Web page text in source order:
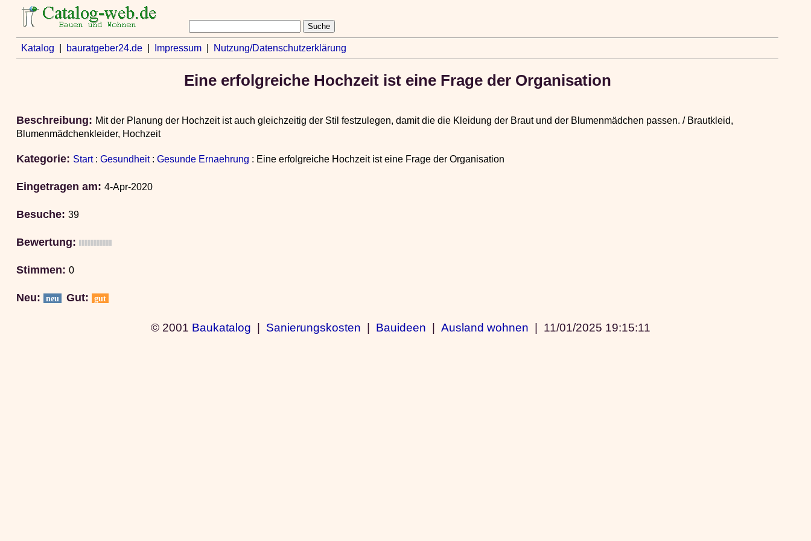
Katalog bauratgeber24.de| Impressum| Nutzung/Datenschutzerklärung
Eine erfolgreiche Hochzeit ist eine Frage der Organisation
Beschreibung: Mit der Planung der Hochzeit ist auch gleichzeitig der Stil festzulegen, damit die die Kleidung der Braut und der Blumenmädchen passen. / Brautkleid,
Blumenmädchenkleider, Hochzeit
Kategorie: Start: Gesundheit: Gesunde Ernaehrung : Eine erfolgreiche Hochzeit ist eine Frage der Organisation
Eingetragen am: 4-Apr-2020
Besuche: 39
Bewertung:
Stimmen: 0
Neu: neu Gut: gut
© 2001 Baukatalog | Sanierungskosten | Bauideen | Ausland wohnen | 11/01/2025 19:15:11